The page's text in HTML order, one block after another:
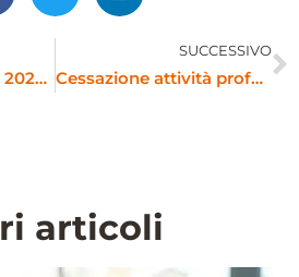
Manovra di Bilancio 2025: novità fiscali per lavoratori, aziende e famiglie
SUCCESSIVO
Cessazione attività professionale e uso dei crediti di imposta
articoli